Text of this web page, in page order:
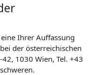
Ihrer Auffassung
der österreichischen
1030 Wien, Tel. +43